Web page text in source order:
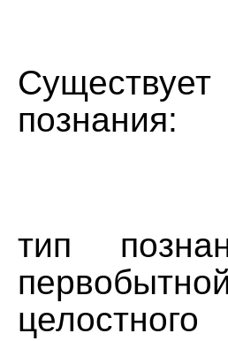
познания:
тип